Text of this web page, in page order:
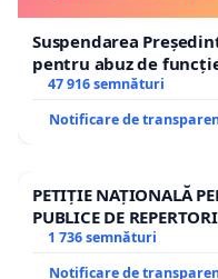
Suspendarea
pentru abuz de
47 916 semnături
Notificare de
PETIȚIE NAȚIONALĂ
PUBLICE DE
1 736 semnături
Notificare de